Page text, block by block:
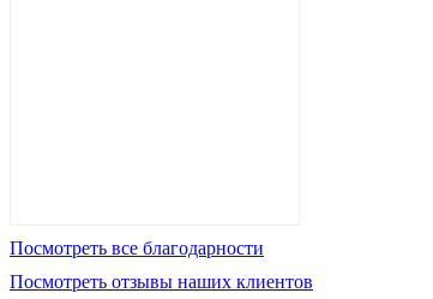
Посмотреть все благодарности
Посмотреть отзывы наших клиентов